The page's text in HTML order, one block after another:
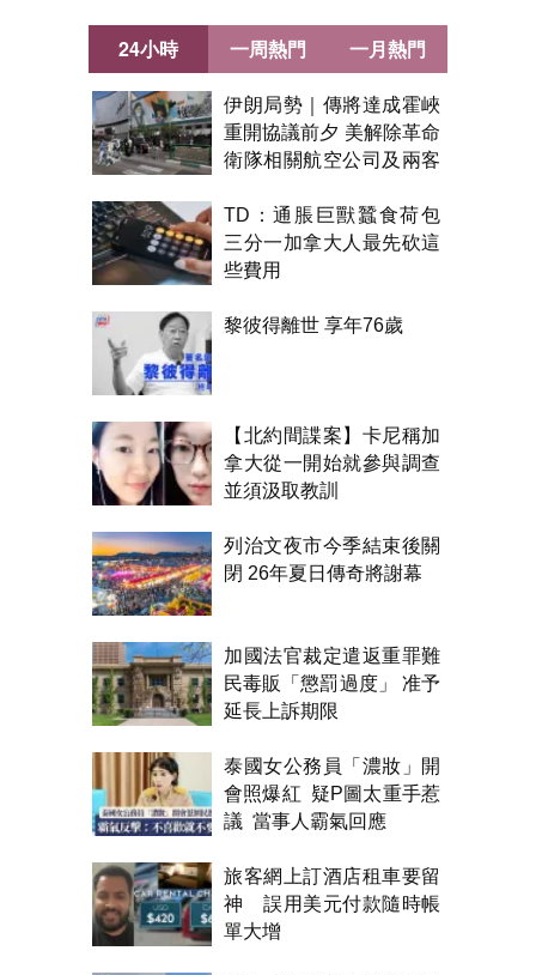
24小時
伊朗局勢｜傳將達成霍峽
重開協議前夕 美解除革命
衛隊相關航空公司及兩客
TD：通脹巨獸蠶食荷包
三分一加拿大人最先砍這
些費用
黎彼得離世 享年76歲
【北約間諜案】卡尼稱加
拿大從一開始就參與調查
並須汲取教訓
列治文夜市今季結束後關
閉 26年夏日傳奇將謝幕
加國法官裁定遣返重罪難
民毒販「懲罰過度」 准予
延長上訴期限
泰國女公務員「濃妝」開
會照爆紅 疑P圖太重手惹
議 當事人霸氣回應
旅客網上訂酒店租車要留
神 誤用美元付款隨時帳
單大增
一周熱門 一月熱門